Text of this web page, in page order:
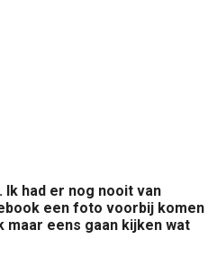
Ik had er nog nooit van
een foto voorbij komen
maar eens gaan kijken wat